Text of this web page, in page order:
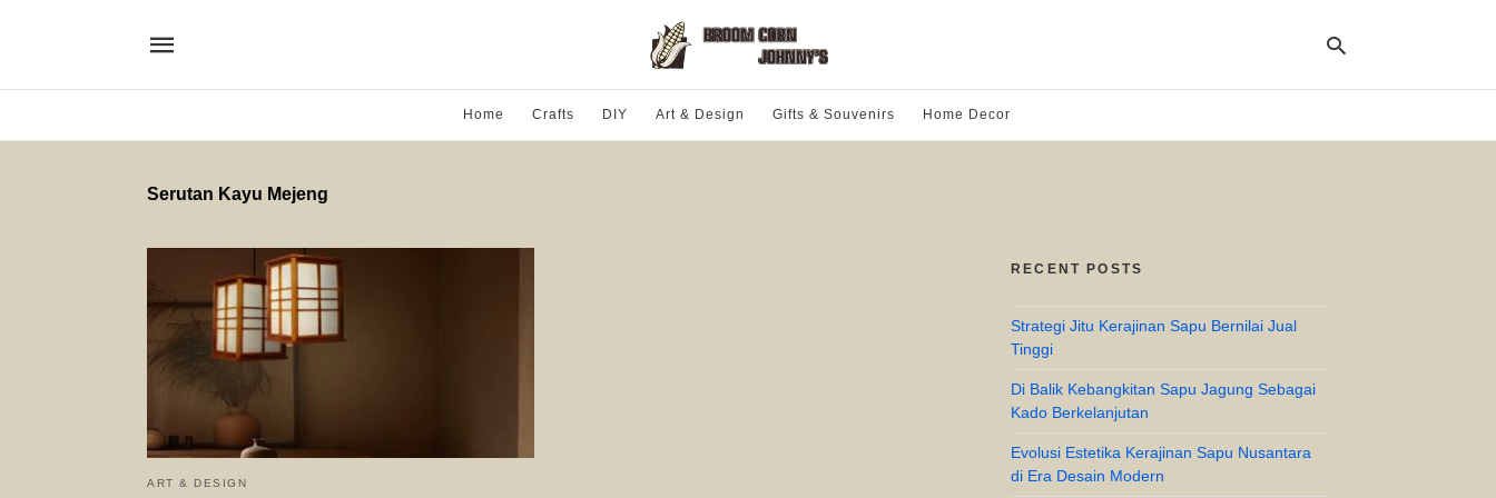
Home Crafts DIY Art & Design Gifts & Souvenirs Home Decor
Serutan Kayu Mejeng
ART & DESIGN
RECENT POSTS
Strategi Jitu Kerajinan Sapu Bernilai Jual
Tinggi
Di Balik Kebangkitan Sapu Jagung Sebagai
Kado Berkelanjutan
Evolusi Estetika Kerajinan Sapu Nusantara
di Era Desain Modern